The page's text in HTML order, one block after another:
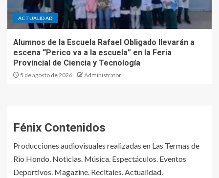
ACTUALIDAD
Alumnos de la Escuela Rafael Obligado llevarán a
escena “Perico va a la escuela” en la Feria
Provincial de Ciencia y Tecnología
5 de agosto de 2026 Administrator
Fénix Contenidos
Producciones audiovisuales realizadas en Las Termas de
Rio Hondo. Noticias. Música. Espectáculos. Eventos
Deportivos. Magazine. Recitales. Actualidad.